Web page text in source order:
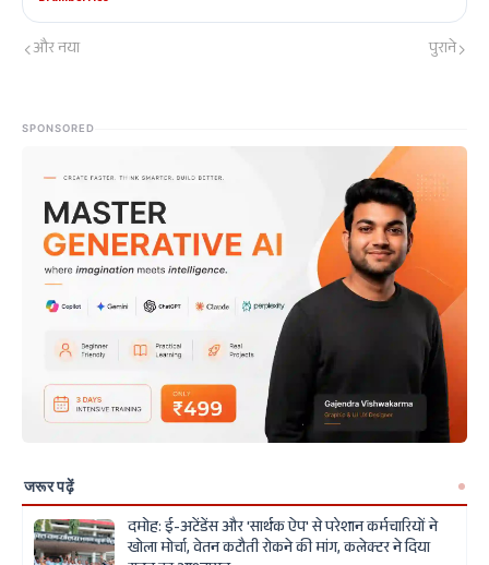
और नया पुराने
SPONSORED
जरूर पढ़ें
दमोह: ई-अटेंडेंस और 'सार्थक ऐप' से परेशान कर्मचारियों ने
खोला मोर्चा, वेतन कटौती रोकने की मांग, कलेक्टर ने दिया